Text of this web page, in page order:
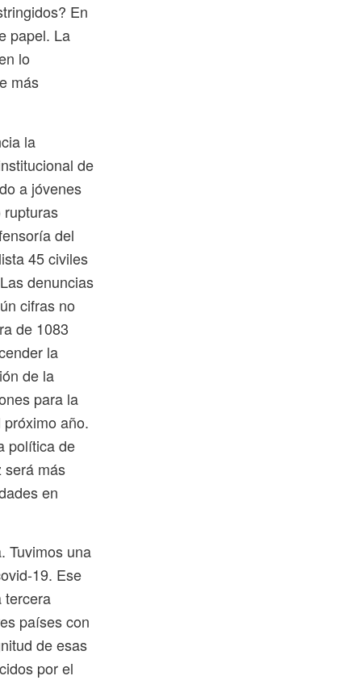
En
papel. La
lo
más
la
de
a jóvenes
rupturas
del
45 civiles
denuncias
cifras no
de 1083
la
de la
para la
año.
política de
será más
en
Tuvimos una
19. Ese
tercera
países con
de esas
por el